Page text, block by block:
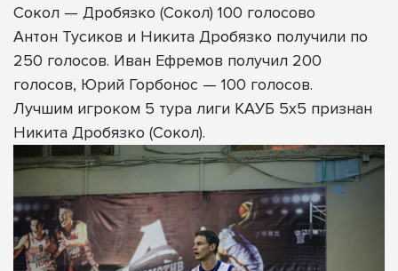
Сокол — Дробязко (Сокол) 100 голосово
Антон Тусиков и Никита Дробязко получили по
250 голосов. Иван Ефремов получил 200
голосов, Юрий Горбонос — 100 голосов.
Лучшим игроком 5 тура лиги КАУБ 5х5 признан
Никита Дробязко (Сокол).